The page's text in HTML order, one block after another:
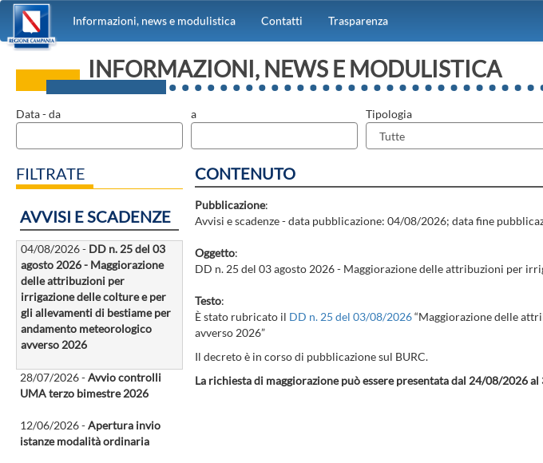
Informazioni, news e modulistica Contatti Trasparenza
INFORMAZIONI, NEWS E MODULISTICA
Data - da a Tipologia
FILTRATE
AVVISI E SCADENZE
04/08/2026 - DD n. 25 del 03
agosto 2026 - Maggiorazione
delle attribuzioni per
irrigazione delle colture e per
gli allevamenti di bestiame per
andamento meteorologico
avverso 2026
28/07/2026 -Avvio controlli
UMA terzo bimestre 2026
12/06/2026 -Apertura invio
istanze modalità ordinaria
CONTENUTO
Pubblicazione:
Avvisi e scadenze - data pubblicazione: 04/08/2026; data fine
Oggetto:
DD n. 25 del 03 agosto 2026 - Maggiorazione delle attribuzioni per
Testo:
È stato rubricato il DD n. 25 del 03/08/2026“Maggiorazione delle
avverso 2026”
Il decreto è in corso di pubblicazione sul BURC.
La richiesta di maggiorazione può essere presentata dal 24/08/2026